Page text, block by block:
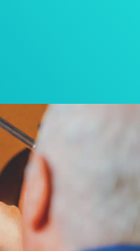
物料或粉料的
决方案，即使
您的咨询！